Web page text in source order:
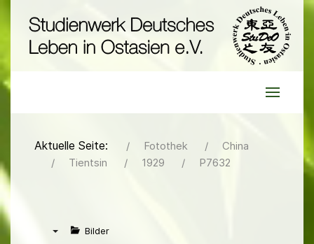
Aktuelle Seite: Fotothek
China
Tientsin
1929 P7632
Bilder